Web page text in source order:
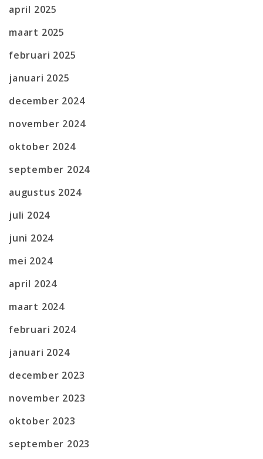
april 2025
maart 2025
februari 2025
januari 2025
december 2024
november 2024
oktober 2024
september 2024
augustus 2024
juli 2024
juni 2024
mei 2024
april 2024
maart 2024
februari 2024
januari 2024
december 2023
november 2023
oktober 2023
september 2023